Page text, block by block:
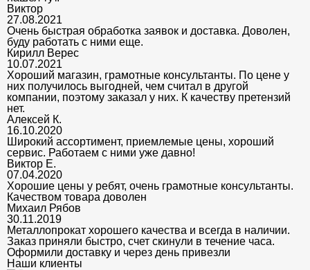
Виктор
27.08.2021
Очень быстрая обработка заявок и доставка. Доволен,
буду работать с ними еще.
Кирилл Верес
10.07.2021
Хороший магазин, грамотные консультанты. По цене у
них получилось выгодней, чем считал в другой
компании, поэтому заказал у них. К качеству претензий
нет.
Алексей К.
16.10.2020
Широкий ассортимент, приемлемые цены, хороший
сервис. Работаем с ними уже давно!
Виктор Е.
07.04.2020
Хорошие цены у ребят, очень грамотные консультанты.
Качеством товара доволен
Михаил Рябов
30.11.2019
Металлопрокат хорошего качества и всегда в наличии.
Заказ приняли быстро, счет скинули в течение часа.
Оформили доставку и через день привезли
Наши клиенты